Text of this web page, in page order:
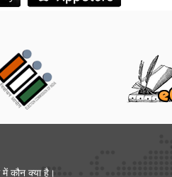
कौन क्या है।